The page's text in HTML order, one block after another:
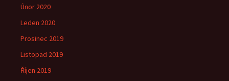
Únor 2020
Leden 2020
Prosinec 2019
Listopad 2019
Říjen 2019